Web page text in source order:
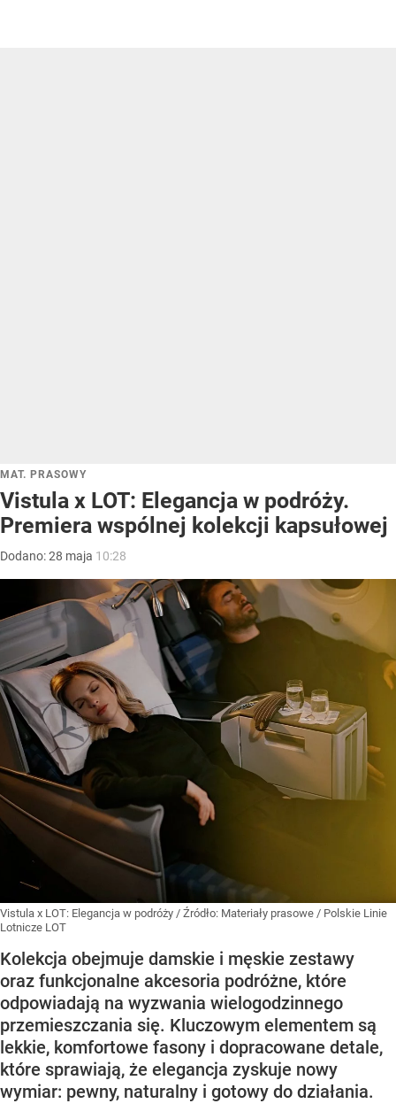
MAT. PRASOWY
Vistula x LOT: Elegancja w podróży.
Premiera wspólnej kolekcji kapsułowej
Dodano:28 maja 10:28
Vistula x LOT: Elegancja w podróży / Źródło: Materiały prasowe / Polskie Linie
Lotnicze LOT
Kolekcja obejmuje damskie i męskie zestawy
oraz funkcjonalne akcesoria podróżne, które
odpowiadają na wyzwania wielogodzinnego
przemieszczania się. Kluczowym elementem są
lekkie, komfortowe fasony i dopracowane detale,
które sprawiają, że elegancja zyskuje nowy
wymiar: pewny, naturalny i gotowy do działania.